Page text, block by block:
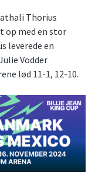
Thorius
op med en stor
leverede en
Vodder
lød 11-1, 12-10.